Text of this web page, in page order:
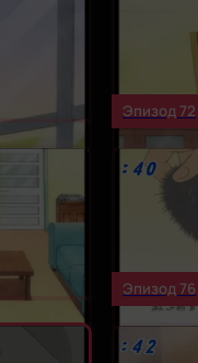
Эпизод 72
Эпизод 76